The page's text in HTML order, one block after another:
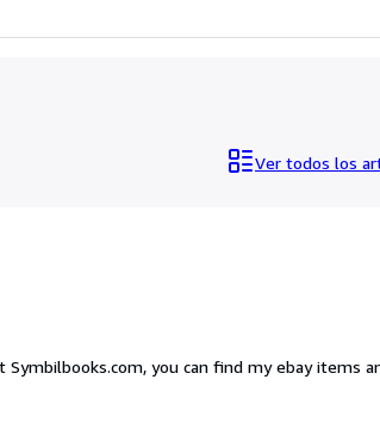
Ver todos los
you can find my ebay items